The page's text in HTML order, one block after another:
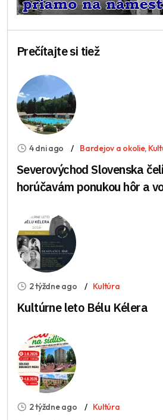
Prečítajte si tiež
4 dni ago Bardejov a okolie,
Severovýchod Slovenska
horúčavám ponukou hôr a
2 týždne ago Kultúra
Kultúrne leto Bélu Kélera
2 týždne ago Kultúra